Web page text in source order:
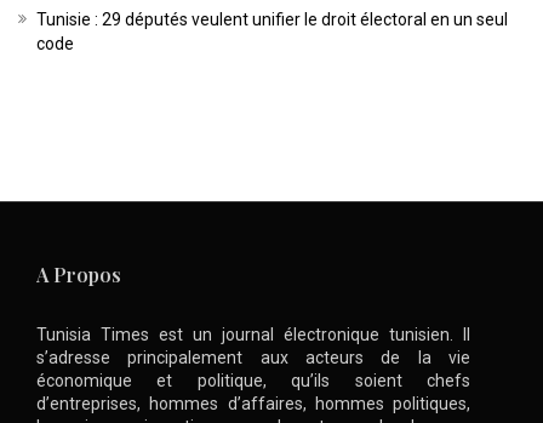
Tunisie : 29 députés veulent unifier le droit électoral en un seul
code
A Propos
Tunisia Times est un journal électronique tunisien. Il
s’adresse principalement aux acteurs de la vie
économique et politique, qu’ils soient chefs
d’entreprises, hommes d’affaires, hommes politiques,